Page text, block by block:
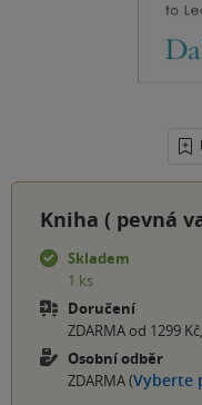
Kniha ( pevná
Skladem
1 ks
Doručení
ZDARMA od 1299
Osobní odběr
ZDARMA (Vyberte